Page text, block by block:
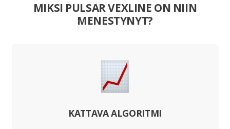
MIKSI PULSAR VEXLINE ON NIIN
MENESTYNYT?
KATTAVA ALGORITMI